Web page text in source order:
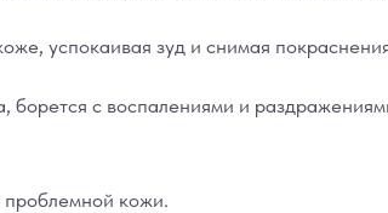
успокаивая зуд и снимая
борется с воспалениями и
кожи.